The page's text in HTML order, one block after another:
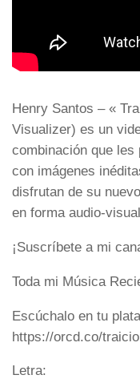
Henry Santos – «
Visualizer) es un
combinación que les
con imágenes
disfrutan de su
en forma audio-
¡Suscríbete a mi
Toda mi Música
Escúchalo en tu
https://orcd.co/
Letra: